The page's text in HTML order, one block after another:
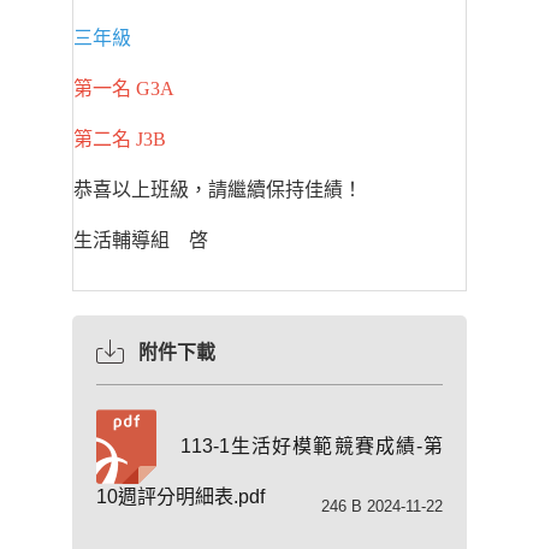
三年級
第一名 G3A
第二名 J3B
恭喜以上班級，請繼續保持佳績！
生活輔導組 啓
附件下載
113-1生活好模範競賽成績-第
10週評分明細表.pdf 246 B 2024-11-22